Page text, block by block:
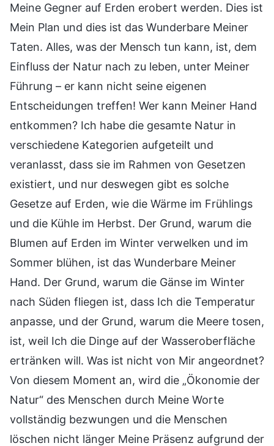
Meine Gegner auf Erden erobert werden. Dies ist
Mein Plan und dies ist das Wunderbare Meiner
Taten. Alles, was der Mensch tun kann, ist, dem
Einfluss der Natur nach zu leben, unter Meiner
Führung – er kann nicht seine eigenen
Entscheidungen treffen! Wer kann Meiner Hand
entkommen? Ich habe die gesamte Natur in
verschiedene Kategorien aufgeteilt und
veranlasst, dass sie im Rahmen von Gesetzen
existiert, und nur deswegen gibt es solche
Gesetze auf Erden, wie die Wärme im Frühlings
und die Kühle im Herbst. Der Grund, warum die
Blumen auf Erden im Winter verwelken und im
Sommer blühen, ist das Wunderbare Meiner
Hand. Der Grund, warum die Gänse im Winter
nach Süden fliegen ist, dass Ich die Temperatur
anpasse, und der Grund, warum die Meere tosen,
ist, weil Ich die Dinge auf der Wasseroberfläche
ertränken will. Was ist nicht von Mir angeordnet?
Von diesem Moment an, wird die „Ökonomie der
Natur“ des Menschen durch Meine Worte
vollständig bezwungen und die Menschen
löschen nicht länger Meine Präsenz aufgrund der